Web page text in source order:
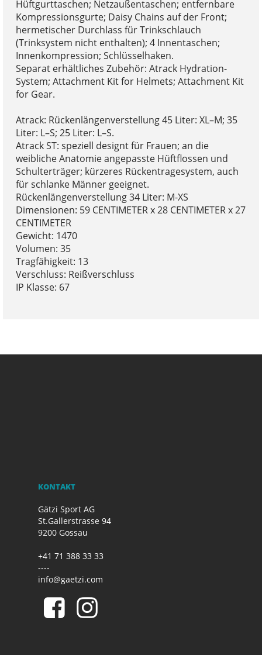
Hüftgurttaschen; Netzaußentaschen; entfernbare
Kompressionsgurte; Daisy Chains auf der Front;
hermetischer Durchlass für Trinkschlauch
(Trinksystem nicht enthalten); 4 Innentaschen;
Innenkompression; Schlüsselhaken.
Separat erhältliches Zubehör: Atrack Hydration-
System; Attachment Kit for Helmets; Attachment Kit
for Gear.
Atrack: Rückenlängenverstellung 45 Liter: XL–M; 35
Liter: L–S; 25 Liter: L–S.
Atrack ST: speziell designt für Frauen; an die
weibliche Anatomie angepasste Hüftflossen und
Schulterträger; kürzeres Rückentragesystem, auch
für schlanke Männer geeignet.
Rückenlängenverstellung 34 Liter: M-XS
Dimensionen: 59 CENTIMETER x 28 CENTIMETER x 27
CENTIMETER
Gewicht: 1470
Volumen: 35
Tragfähigkeit: 13
Verschluss: Reißverschluss
IP Klasse: 67
KONTAKT
Gätzi Sport AG
St.Gallerstrasse 94
9200 Gossau
+41 71 388 33 33
----
info@gaetzi.com